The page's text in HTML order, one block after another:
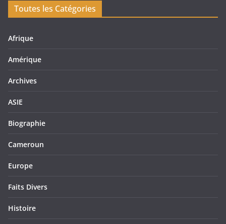
Toutes les Catégories
Afrique
Amérique
Archives
ASIE
Biographie
Cameroun
Europe
Faits Divers
Histoire